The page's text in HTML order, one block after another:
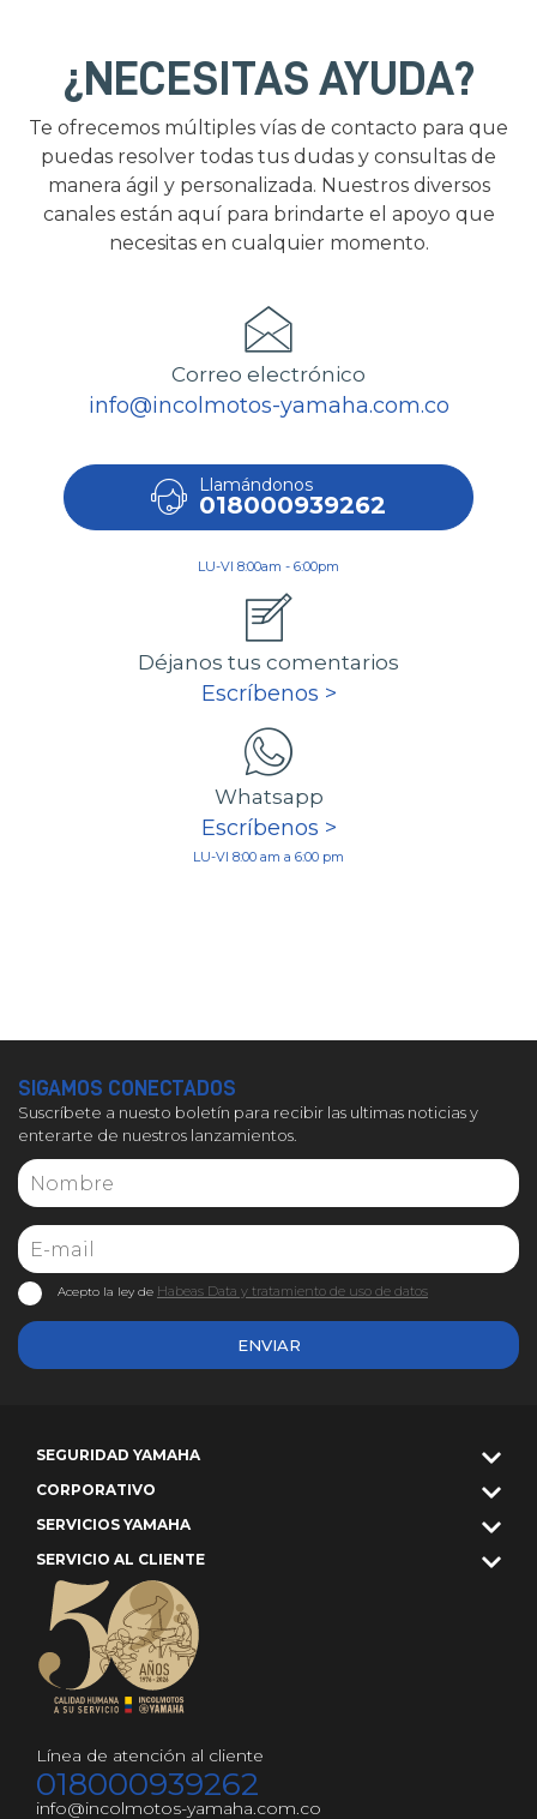
¿NECESITAS AYUDA?
Te ofrecemos múltiples vías de contacto para que
puedas resolver todas tus dudas y consultas de
manera ágil y personalizada. Nuestros diversos
canales están aquí para brindarte el apoyo que
necesitas en cualquier momento.
Correo electrónico
info@incolmotos-yamaha.com.co
Llamándonos
018000939262
LU-VI 8:00am - 6:00pm
Déjanos tus comentarios
Escríbenos >
Whatsapp
Escríbenos >
LU-VI 8:00 am a 6:00 pm
SIGAMOS CONECTADOS
Suscríbete a nuesto boletín para recibir las ultimas noticias y
enterarte de nuestros lanzamientos.
ENVIAR
Acepto la ley de Habeas Data y tratamiento de uso de datos
SEGURIDAD YAMAHA
CORPORATIVO
SERVICIOS YAMAHA
SERVICIO AL CLIENTE
Línea de atención al cliente
018000939262
info@incolmotos-yamaha.com.co